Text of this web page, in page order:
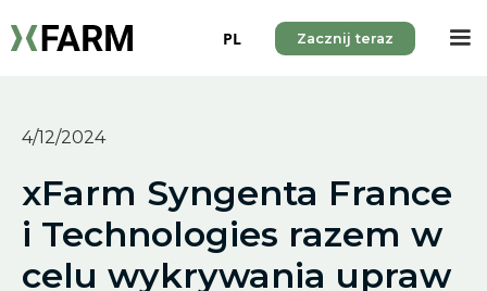
PL Zacznij teraz
4/12/2024
xFarm Syngenta France
i Technologies razem w
celu wykrywania upraw